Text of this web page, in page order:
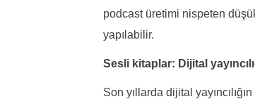
podcast üretimi nispeten
yapılabilir.
Sesli kitaplar: Dijital
Son yıllarda dijital